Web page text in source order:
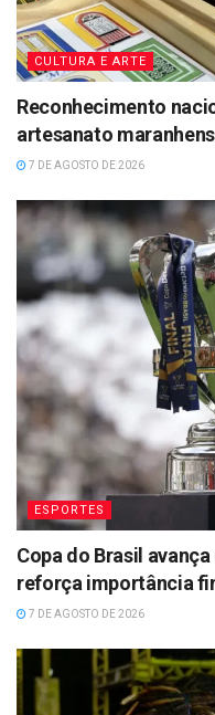
CULTURA E ARTE
Reconhecimento
artesanato
7 DE AGOSTO DE 2026
ESPORTES
Copa do Brasil
reforça importância
7 DE AGOSTO DE 2026